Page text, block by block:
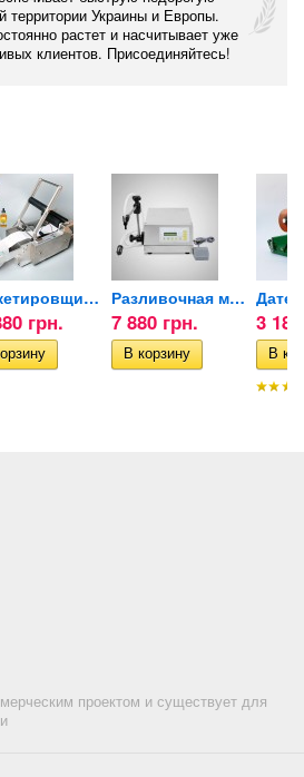
территории Украины и Европы.
растет и насчитывает уже
клиентов. Присоединяйтесь!
Этикетировщик для бутылок...
грн.
Разливочная машина GFK-160
7 880 грн. 3
проектом и существует для